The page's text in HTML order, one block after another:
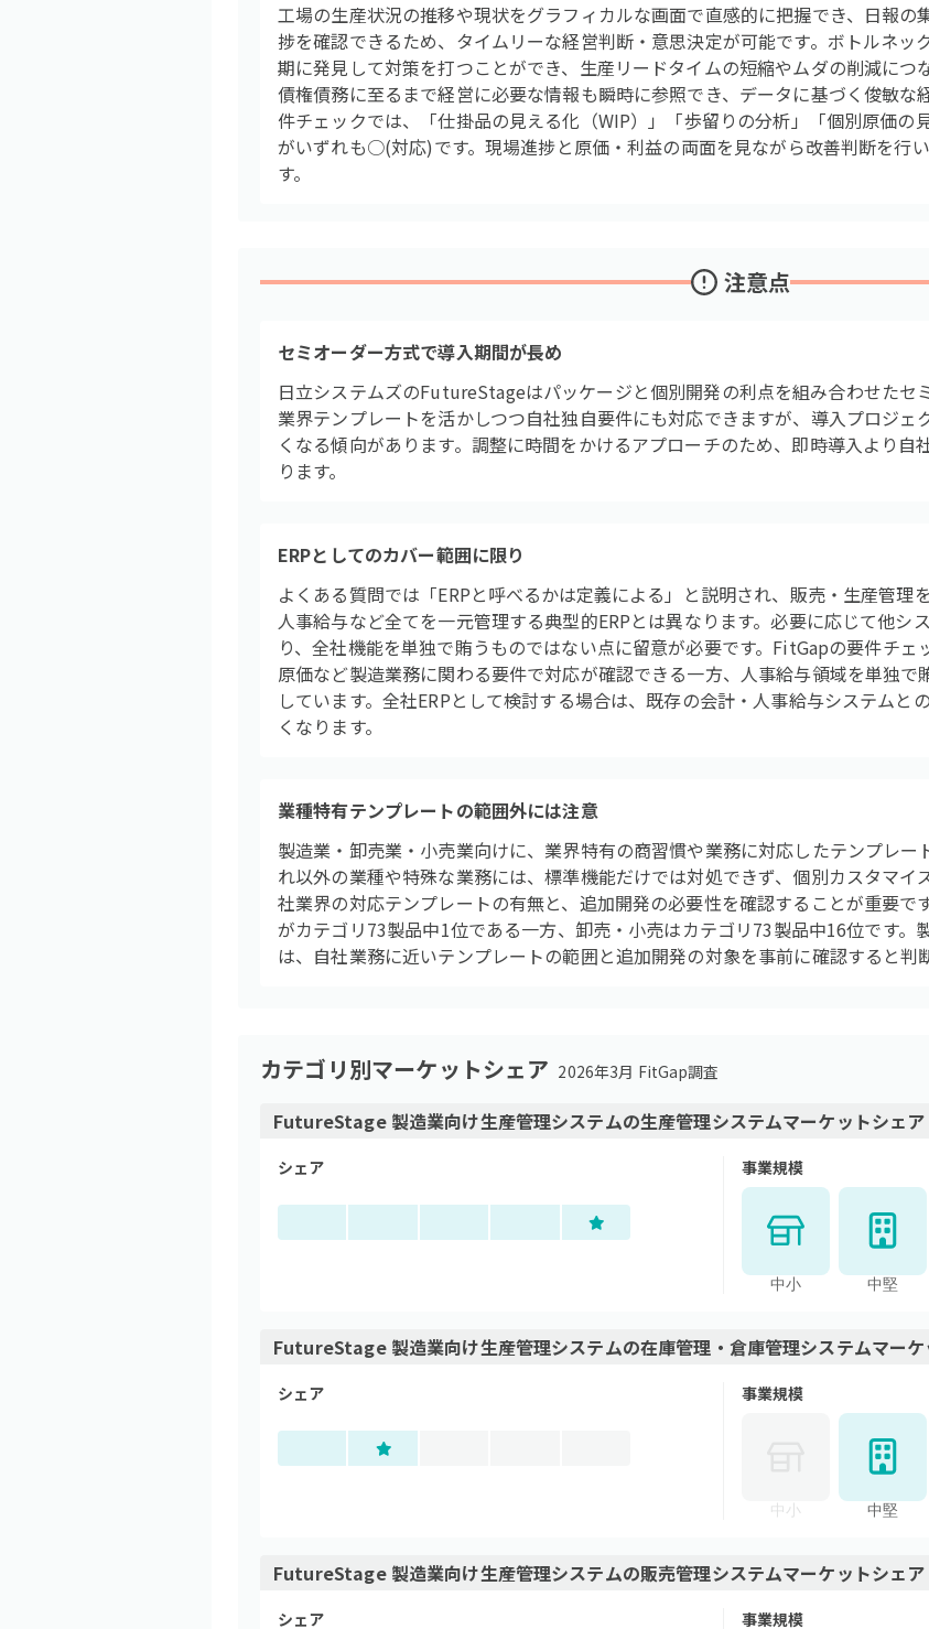
工場の生産状況の推移や現状をグラフィカルな画面で直感的に把握でき、日報の
捗を確認できるため、タイムリーな経営判断・意思決定が可能です。ボトルネッ
期に発見して対策を打つことができ、生産リードタイムの短縮やムダの削減につ
債権債務に至るまで経営に必要な情報も瞬時に参照でき、データに基づく俊敏
件チェックでは、「仕掛品の見える化（WIP）」「歩留りの分析」「個別原価の
がいずれも○(対応)です。現場進捗と原価・利益の両面を見ながら改善判断を行
す。
注意点
セミオーダー方式で導入期間が長め
日立システムズのFutureStageはパッケージと個別開発の利点を組み合わせたセ
業界テンプレートを活かしつつ自社独自要件にも対応できますが、導入プロジ
くなる傾向があります。調整に時間をかけるアプローチのため、即時導入より自
ります。
ERPとしてのカバー範囲に限り
よくある質問では「ERPと呼べるかは定義による」と説明され、販売・生産管理
人事給与など全てを一元管理する典型的ERPとは異なります。必要に応じて他シ
り、全社機能を単独で賄うものではない点に留意が必要です。FitGapの要件チェ
原価など製造業務に関わる要件で対応が確認できる一方、人事給与領域を単独
しています。全社ERPとして検討する場合は、既存の会計・人事給与システムと
くなります。
業種特有テンプレートの範囲外には注意
製造業・卸売業・小売業向けに、業界特有の商習慣や業務に対応したテンプレー
れ以外の業種や特殊な業務には、標準機能だけでは対処できず、個別カスタマイ
社業界の対応テンプレートの有無と、追加開発の必要性を確認することが重要
がカテゴリ73製品中1位である一方、卸売・小売はカテゴリ73製品中16位です。
は、自社業務に近いテンプレートの範囲と追加開発の対象を事前に確認すると判
カテゴリ別マーケットシェア 2026年3月 FitGap調査
FutureStage 製造業向け生産管理システムの生産管理システムマーケットシェア
シェア 事業規模
中小 中堅
FutureStage 製造業向け生産管理システムの在庫管理・倉庫管理システムマー
シェア 事業規模
中小 中堅
FutureStage 製造業向け生産管理システムの販売管理システムマーケットシェア
シェア 事業規模